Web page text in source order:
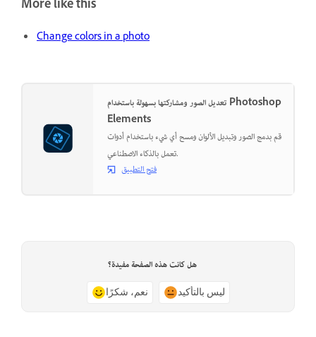
More like this
Change colors in a photo
تعديل الصور ومشاركتها بسهولة باستخدام Photoshop
Elements
قم بدمج الصور وتبديل الألوان ومسح أي شيء باستخدام أدوات
تعمل بالذكاء الاصطناعي.
فتح التطبيق
هل كانت هذه الصفحة مفيدة؟
نعم، شكرًا ليس بالتأكيد